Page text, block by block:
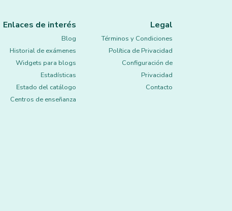
Enlaces de interés
Blog
Historial de exámenes
Widgets para blogs
Estadísticas
Estado del catálogo
Centros de enseñanza
Legal
Términos y Condiciones
Política de Privacidad
Configuración de
Privacidad
Contacto